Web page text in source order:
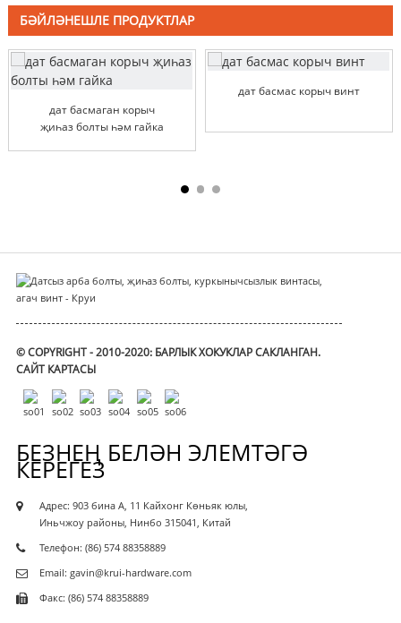
БӘЙЛӘНЕШЛЕ ПРОДУКТЛАР
дат басмаган корыч
җиһаз болты һәм гайка
дат басмас корыч винт
© COPYRIGHT - 2010-2020: БАРЛЫК ХОКУКЛАР САКЛАНГАН.
САЙТ КАРТАСЫ
БЕЗНЕҢ БЕЛӘН ЭЛЕМТӘГӘ
КЕРЕГЕЗ
Адрес: 903 бина А, 11 Кайхонг Көньяк юлы,
Иньчжоу районы, Нинбо 315041, Китай
Телефон: (86) 574 88358889
Email: gavin@krui-hardware.com
Факс: (86) 574 88358889